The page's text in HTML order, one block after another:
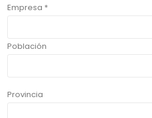
Empresa *
Población
Provincia